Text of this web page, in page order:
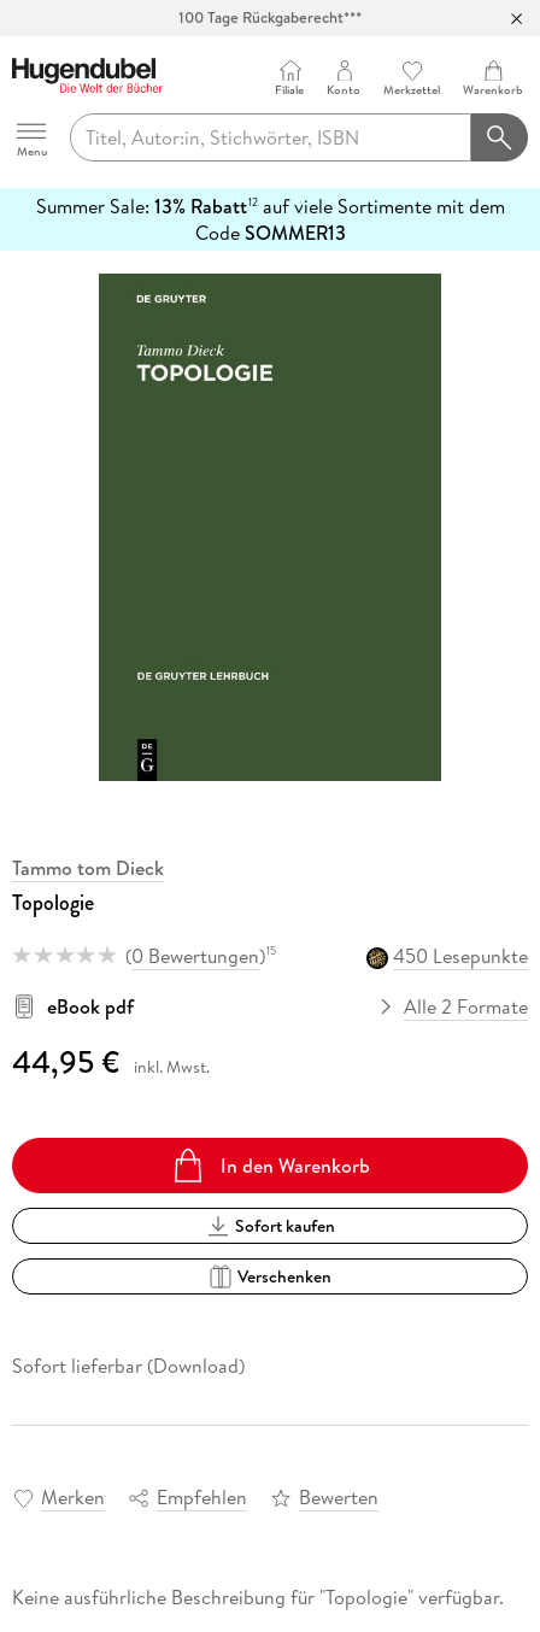
100 Tage Rückgaberecht***
Hugendubel
Menu
Filiale Konto Merkzettel Warenkorb
Summer Sale: 13% Rabatt12auf viele Sortimente mit dem
CodeSOMMER13
erfahren
Tammo tom Dieck
Topologie
(0 Bewertungen)15
450 Lesepunkte
eBook pdf
Alle 2 Formate
44,95 € inkl. Mwst.
In den Warenkorb
Sofort kaufen
Verschenken
Sofort lieferbar (Download)
Merken Empfehlen Bewerten
Keine ausführliche Beschreibung für "Topologie" verfügbar.